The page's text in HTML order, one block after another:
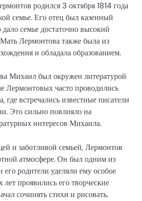
родился 3 октября 1814 года
семье. Его отец был казенный
дало семье достаточно высокий
Лермонтова также была из
и обладала образованием.
Михаил был окружен литературой
Лермонтовых часто проводились
где встречались известные писатели
Это сильно повлияло на
интересов Михаила.
и заботливой семьей, Лермонтов
атмосфере. Он был одним из
его родители уделяли ему особое
проявились его творческие
сочинять стихи и рисовать.